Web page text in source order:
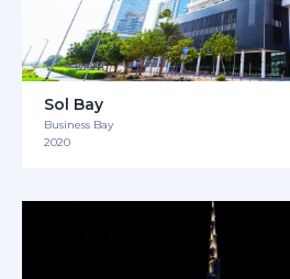
Sol Bay
Business Bay
2020